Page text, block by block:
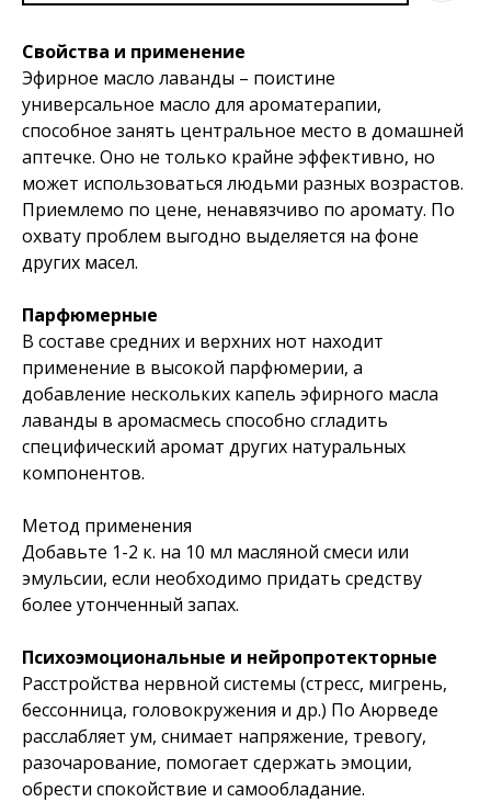
Свойства и применение
Эфирное масло лаванды – поистине
универсальное масло для ароматерапии,
способное занять центральное место в домашней
аптечке. Оно не только крайне эффективно, но
может использоваться людьми разных возрастов.
Приемлемо по цене, ненавязчиво по аромату. По
охвату проблем выгодно выделяется на фоне
других масел.
Парфюмерные
В составе средних и верхних нот находит
применение в высокой парфюмерии, а
добавление нескольких капель эфирного масла
лаванды в аромасмесь способно сгладить
специфический аромат других натуральных
компонентов.
Метод применения
Добавьте 1-2 к. на 10 мл масляной смеси или
эмульсии, если необходимо придать средству
более утонченный запах.
Психоэмоциональные и нейропротекторные
Расстройства нервной системы (стресс, мигрень,
бессонница, головокружения и др.) По Аюрведе
расслабляет ум, снимает напряжение, тревогу,
разочарование, помогает сдержать эмоции,
обрести спокойствие и самообладание.